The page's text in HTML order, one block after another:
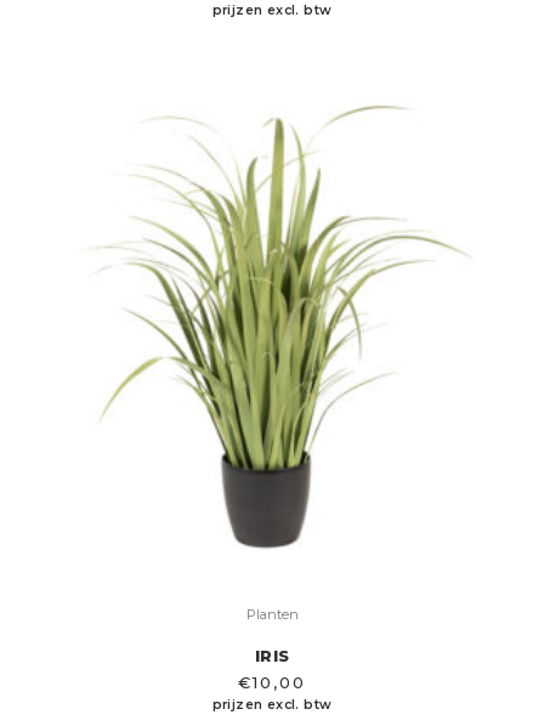
prijzen excl. btw
Planten
IRIS
€10,00
prijzen excl. btw